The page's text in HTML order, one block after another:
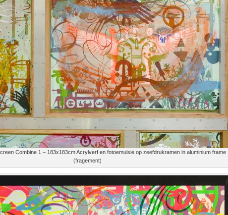
Combine 1 – 183x183cm Acrylverf en fotoemulsie op zeefdrukramen in aluminium frame
(fragement)